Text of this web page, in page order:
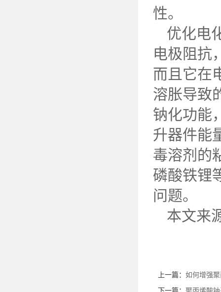
性。
优化电
电极阻抗
而且它在
溶胀导致
钠化功能
升器件能
毒溶剂的
磷酸铁锂
问题。
本文来
上一篇： 如何增强